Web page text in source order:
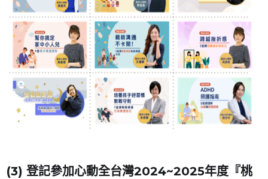
(3) 登記參加心動全台灣2024~2025年度『桃